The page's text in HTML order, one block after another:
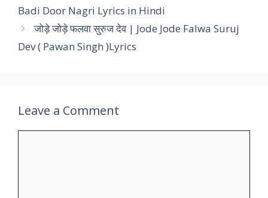
Badi Door Nagri Lyrics in Hindi
जोड़े जोड़े फलवा सुरुज देव | Jode Jode Falwa Suruj
Dev ( Pawan Singh )Lyrics
Leave a Comment